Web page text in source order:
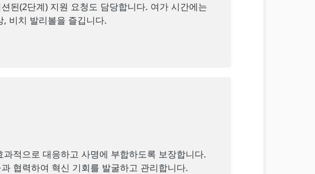
된(2단계) 지원 요청도 담당합니다. 여가 시간에는
비치 발리볼을 즐깁니다.
적으로 대응하고 사명에 부합하도록 보장합니다.
협력하여 혁신 기회를 발굴하고 관리합니다.